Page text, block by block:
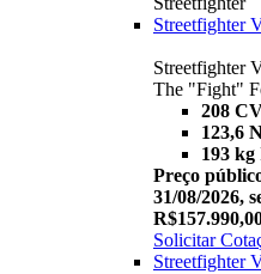
Streetfighter
Streetfighter
The "Fight"
208
123,6
193 kg
Preço
31/08/2026,
Solicitar
Streetfighter